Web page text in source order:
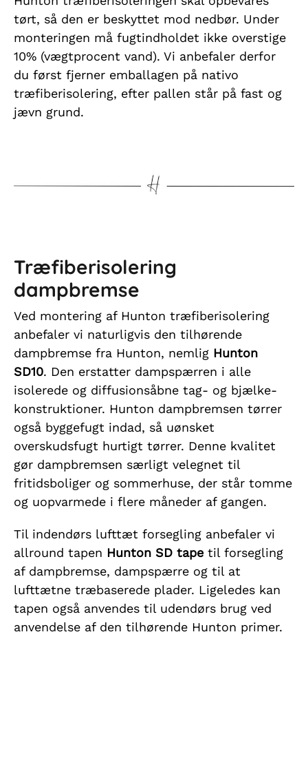
tørt, så den er beskyttet mod nedbør. Under
monteringen må fugtindholdet ikke overstige
10% (vægtprocent vand). Vi anbefaler derfor
du først fjerner emballagen på nativo
træfiberisolering, efter pallen står på fast og
jævn grund.
Træfiberisolering
dampbremse
Ved montering af Hunton træfiberisolering
anbefaler vi naturligvis den tilhørende
dampbremse fra Hunton, nemlig Hunton
SD10. Den erstatter dampspærren i alle
isolerede og diffusionsåbne tag- og bjælke-
konstruktioner. Hunton dampbremsen tørrer
også byggefugt indad, så uønsket
overskudsfugt hurtigt tørrer. Denne kvalitet
gør dampbremsen særligt velegnet til
fritidsboliger og sommerhuse, der står tomme
og uopvarmede i flere måneder af gangen.
Til indendørs lufttæt forsegling anbefaler vi
allround tapen Hunton SD tape til forsegling
af dampbremse, dampspærre og til at
lufttætne træbaserede plader. Ligeledes kan
tapen også anvendes til udendørs brug ved
anvendelse af den tilhørende Hunton primer.